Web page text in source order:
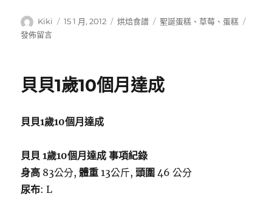
作
者
Kiki
發
15 1 月, 2012
分
烘焙食譜
標
聖誕蛋糕 、草莓 、蛋糕
發佈留言
貝貝1歲10個月達成
貝貝1歲10個月達成
貝貝 1歲10個月達成 事項紀錄
身高 83公分,體重 13公斤,頭圍 46 公分
尿布: L